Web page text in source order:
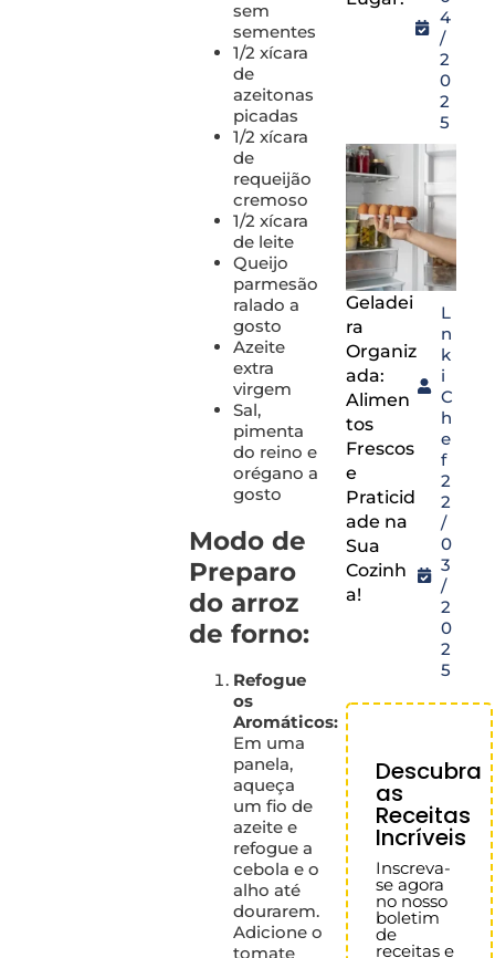
sem
sementes
1/2 xícara
de
azeitonas
picadas
1/2 xícara
de
requeijão
cremoso
1/2 xícara
de leite
Queijo
parmesão
ralado a
gosto
Azeite
extra
virgem
Sal,
pimenta
do reino e
orégano a
gosto
Modo de
Preparo
do arroz
de forno:
Refogue
os
Aromáticos:
Em uma
panela,
aqueça
um fio de
azeite e
refogue a
cebola e o
alho até
dourarem.
Adicione o
tomate
4
/
2
0
2
5
Geladei
ra
Organiz
ada:
Alimen
tos
Frescos
e
Praticid
ade na
Sua
Cozinh
a!
L
n
k
i
C
h
e
f
2
2
/
0
3
/
2
0
2
5
Descubra
as
Receitas
Incríveis
Inscreva-
se agora
no nosso
boletim
de
receitas e